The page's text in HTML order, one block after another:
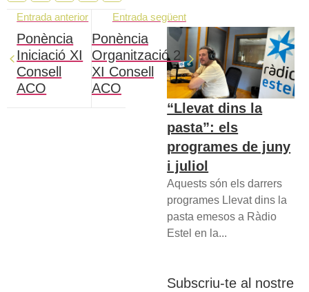
Entrada anterior
Ponència
Iniciació XI
Consell
ACO
Entrada següent
Ponència
Organització 2
XI Consell
ACO
“Llevat dins la
pasta”: els
programes de juny
i juliol
Aquests són els darrers
programes Llevat dins la
pasta emesos a Ràdio
Estel en la...
Subscriu-te al nostre